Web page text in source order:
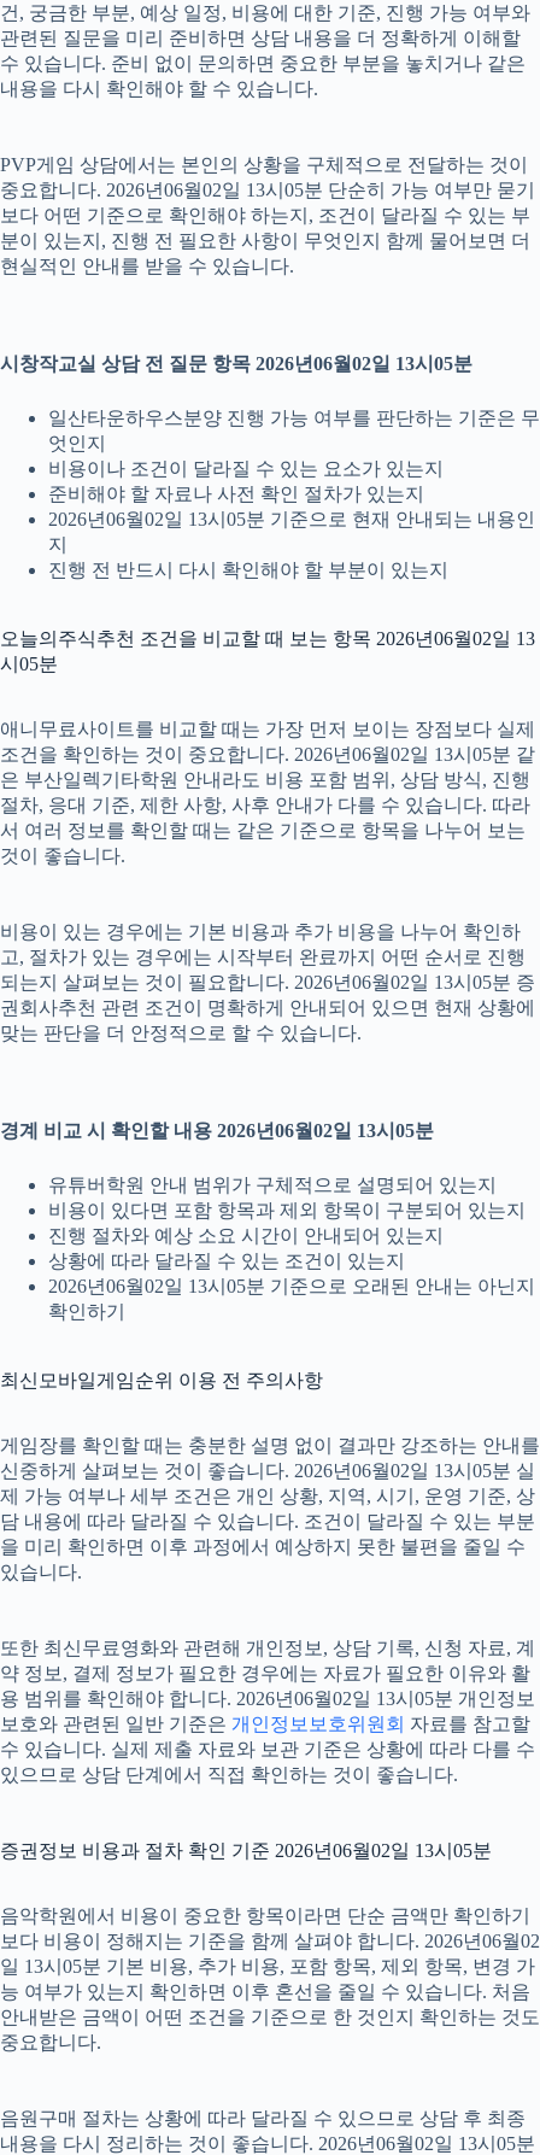
건, 궁금한 부분, 예상 일정, 비용에 대한 기준, 진행 가능 여부와
관련된 질문을 미리 준비하면 상담 내용을 더 정확하게 이해할
수 있습니다. 준비 없이 문의하면 중요한 부분을 놓치거나 같은
내용을 다시 확인해야 할 수 있습니다.
PVP게임 상담에서는 본인의 상황을 구체적으로 전달하는 것이
중요합니다. 2026년06월02일 13시05분 단순히 가능 여부만 묻기
보다 어떤 기준으로 확인해야 하는지, 조건이 달라질 수 있는 부
분이 있는지, 진행 전 필요한 사항이 무엇인지 함께 물어보면 더
현실적인 안내를 받을 수 있습니다.
시창작교실 상담 전 질문 항목 2026년06월02일 13시05분
일산타운하우스분양 진행 가능 여부를 판단하는 기준은 무
엇인지
비용이나 조건이 달라질 수 있는 요소가 있는지
준비해야 할 자료나 사전 확인 절차가 있는지
2026년06월02일 13시05분 기준으로 현재 안내되는 내용인
지
진행 전 반드시 다시 확인해야 할 부분이 있는지
오늘의주식추천 조건을 비교할 때 보는 항목 2026년06월02일 13
시05분
애니무료사이트를 비교할 때는 가장 먼저 보이는 장점보다 실제
조건을 확인하는 것이 중요합니다. 2026년06월02일 13시05분 같
은 부산일렉기타학원 안내라도 비용 포함 범위, 상담 방식, 진행
절차, 응대 기준, 제한 사항, 사후 안내가 다를 수 있습니다. 따라
서 여러 정보를 확인할 때는 같은 기준으로 항목을 나누어 보는
것이 좋습니다.
비용이 있는 경우에는 기본 비용과 추가 비용을 나누어 확인하
고, 절차가 있는 경우에는 시작부터 완료까지 어떤 순서로 진행
되는지 살펴보는 것이 필요합니다. 2026년06월02일 13시05분 증
권회사추천 관련 조건이 명확하게 안내되어 있으면 현재 상황에
맞는 판단을 더 안정적으로 할 수 있습니다.
경계 비교 시 확인할 내용 2026년06월02일 13시05분
유튜버학원 안내 범위가 구체적으로 설명되어 있는지
비용이 있다면 포함 항목과 제외 항목이 구분되어 있는지
진행 절차와 예상 소요 시간이 안내되어 있는지
상황에 따라 달라질 수 있는 조건이 있는지
2026년06월02일 13시05분 기준으로 오래된 안내는 아닌지
확인하기
최신모바일게임순위 이용 전 주의사항
게임장를 확인할 때는 충분한 설명 없이 결과만 강조하는 안내를
신중하게 살펴보는 것이 좋습니다. 2026년06월02일 13시05분 실
제 가능 여부나 세부 조건은 개인 상황, 지역, 시기, 운영 기준, 상
담 내용에 따라 달라질 수 있습니다. 조건이 달라질 수 있는 부분
을 미리 확인하면 이후 과정에서 예상하지 못한 불편을 줄일 수
있습니다.
또한 최신무료영화와 관련해 개인정보, 상담 기록, 신청 자료, 계
약 정보, 결제 정보가 필요한 경우에는 자료가 필요한 이유와 활
용 범위를 확인해야 합니다. 2026년06월02일 13시05분 개인정보
보호와 관련된 일반 기준은 개인정보보호위원회 자료를 참고할
수 있습니다. 실제 제출 자료와 보관 기준은 상황에 따라 다를 수
있으므로 상담 단계에서 직접 확인하는 것이 좋습니다.
증권정보 비용과 절차 확인 기준 2026년06월02일 13시05분
음악학원에서 비용이 중요한 항목이라면 단순 금액만 확인하기
보다 비용이 정해지는 기준을 함께 살펴야 합니다. 2026년06월02
일 13시05분 기본 비용, 추가 비용, 포함 항목, 제외 항목, 변경 가
능 여부가 있는지 확인하면 이후 혼선을 줄일 수 있습니다. 처음
안내받은 금액이 어떤 조건을 기준으로 한 것인지 확인하는 것도
중요합니다.
음원구매 절차는 상황에 따라 달라질 수 있으므로 상담 후 최종
내용을 다시 정리하는 것이 좋습니다. 2026년06월02일 13시05분